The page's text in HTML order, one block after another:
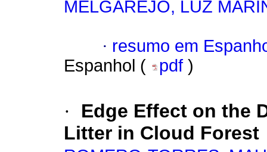
MELGAREJO, LUZ
· resumo em
Espanhol (
pdf )
·
Edge Effect on the
Litter in Cloud Forest